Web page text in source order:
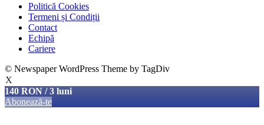
Politică Cookies
Termeni și Condiții
Contact
Echipă
Cariere
© Newspaper WordPress Theme by TagDiv
X
140 RON / 3 luni
Abonează-te